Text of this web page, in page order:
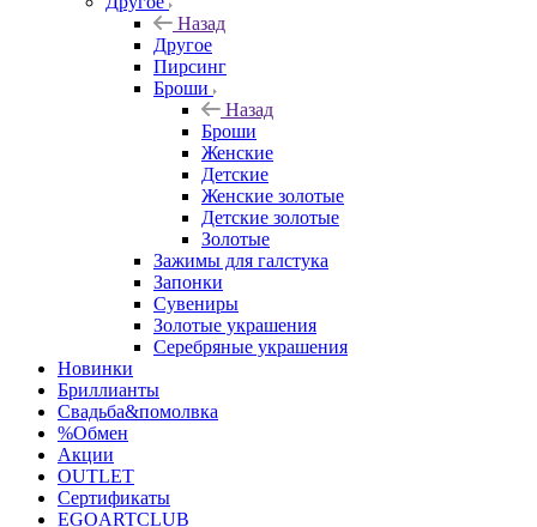
Назад
Другое
Пирсинг
Броши
Назад
Броши
Женские
Детские
Женские золотые
Детские золотые
Золотые
Зажимы для галстука
Запонки
Сувениры
Золотые украшения
Серебряные украшения
Новинки
Бриллианты
Свадьба&помолвка
%Обмен
Акции
OUTLET
Сертификаты
EGOARTCLUB